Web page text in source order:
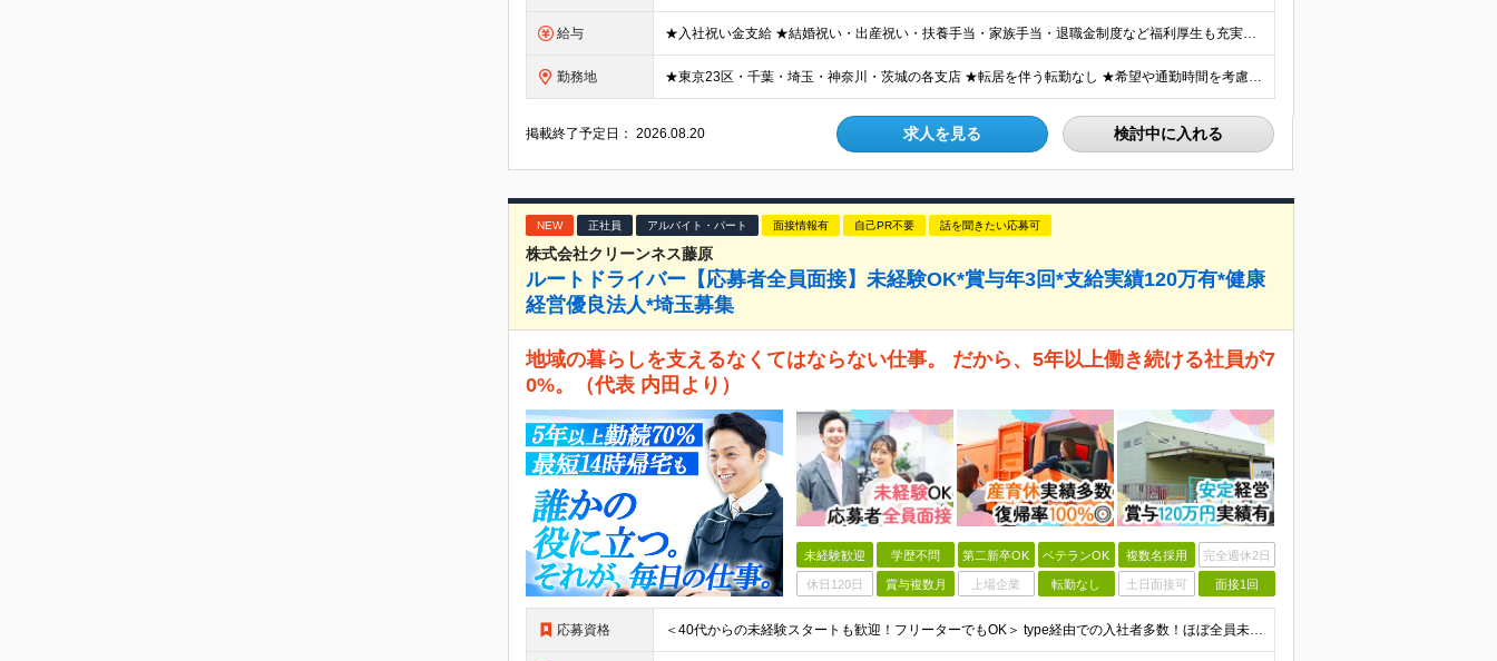
給与 ★入社祝い金支給 ★結婚祝い・出産祝い・扶養手当・家族手当・退職金制度など福利厚生も充実しています！ 月給19.2万円～21.4万円＋賞与年2回 ※研修期間2ヶ月：月給額から-1.2万円の支給にな
勤務地 ★東京23区・千葉・埼玉・神奈川・茨城の各支店 ★転居を伴う転勤なし ★希望や通勤時間を考慮して決定します ★U・Iターン歓迎！ ▼東京都 ・板橋支店 東京都板橋区東坂下 ・新砂支店 東京都江東区
掲載終了予定日：2026.08.20 求人を見る 検討中に入れる
NEW 正社員 アルバイト・パート 面接情報有 自己PR不要 話を聞きたい応募可
株式会社クリーンネス藤原
ルートドライバー【応募者全員面接】未経験OK*賞与年3回*支給実績120万有*健康
経営優良法人*埼玉募集
地域の暮らしを支えるなくてはならない仕事。 だから、5年以上働き続ける社員が7
0%。（代表 内田より）
未経験歓迎 学歴不問 第二新卒OK ベテランOK 複数名採用 完全週休2日
休日120日 賞与複数月 上場企業 転勤なし 土日面接可 面接1回
応募資格 ＜40代からの未経験スタートも歓迎！フリーターでもOK＞ type経由での入社者多数！ほぼ全員未経験スタートです◎ ★自己PR＆志望理由必要ナシ ★応募者全員面接 ★未経験OK ★社会人経験初めても